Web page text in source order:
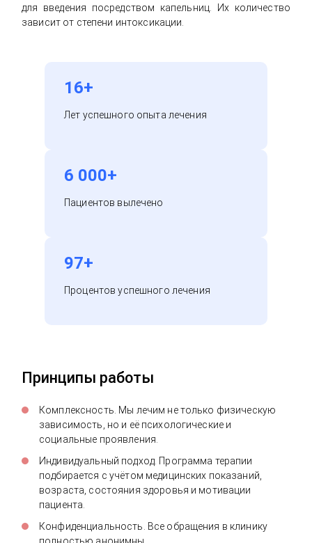
для введения посредством капельниц. Их количество
зависит от степени интоксикации.
16+
Лет успешного опыта лечения
6 000+
Пациентов вылечено
97+
Процентов успешного лечения
Принципы работы
Комплексность. Мы лечим не только физическую
зависимость, но и её психологические и
социальные проявления.
Индивидуальный подход. Программа терапии
подбирается с учётом медицинских показаний,
возраста, состояния здоровья и мотивации
пациента.
Конфиденциальность. Все обращения в клинику